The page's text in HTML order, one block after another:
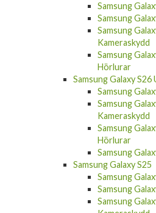
Samsung
Samsung
Samsung
Kameraskydd
Samsung
Hörlurar
Samsung Galaxy S26
Samsung
Samsung
Kameraskydd
Samsung
Hörlurar
Samsung
Samsung Galaxy S25
Samsung
Samsung
Samsung